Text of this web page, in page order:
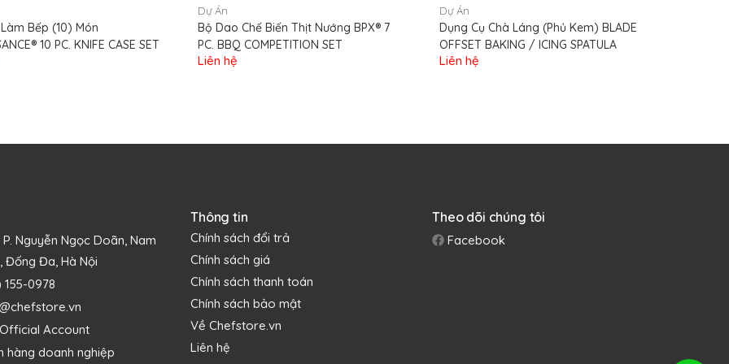
bám vết, chống mài mòn cao.
toàn.
cây theo mong muốn.
Bếp (10) Món
10 PC. KNIFE CASE SET
Dự Án
Bộ Dao Chế Biến Thịt Nướng BPX® 7
PC. BBQ COMPETITION SET
Liên hệ
Dự Án
Dụng Cụ Chà Láng (Phủ Kem) BLADE
OFFSET BAKING / ICING SPATULA
Liên hệ
P. Nguyễn Ngọc Doãn, Nam
Đống Đa, Hà Nội
0978
Account
hàng doanh nghiệp
Thông tin
Chính sách đổi trả
Chính sách giá
Chính sách thanh toán
Chính sách bảo mật
Về Chefstore.vn
Liên hệ
Theo dõi chúng tôi
Facebook